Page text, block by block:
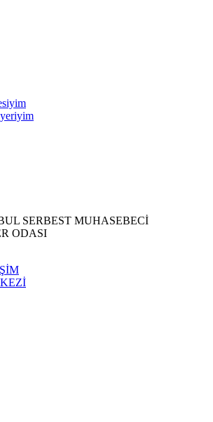
SERBEST MUHASEBECİ
ODASI